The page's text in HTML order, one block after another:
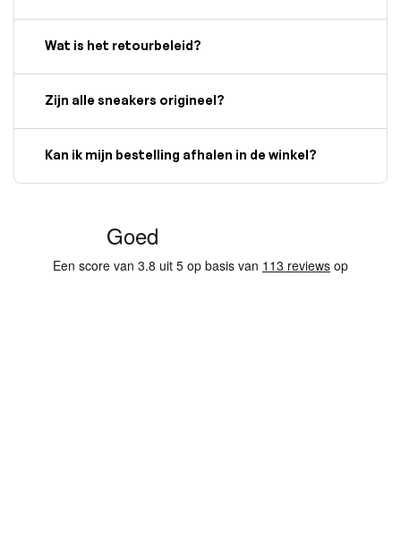
Wat is het retourbeleid?
Zijn alle sneakers origineel?
Kan ik mijn bestelling afhalen in de winkel?